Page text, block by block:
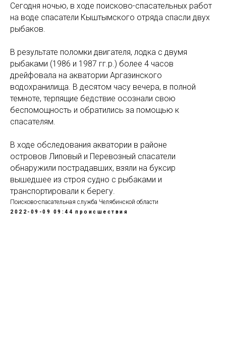
Сегодня ночью, в ходе поисково-спасательных работ
на воде спасатели Кыштымского отряда спасли двух
рыбаков.
В результате поломки двигателя, лодка с двумя
рыбаками (1986 и 1987 гг.р.) более 4 часов
дрейфовала на акватории Аргазинского
водохранилища. В десятом часу вечера, в полной
темноте, терпящие бедствие осознали свою
беспомощность и обратились за помощью к
спасателям.
В ходе обследования акватории в районе
островов Липовый и Перевозный спасатели
обнаружили пострадавших, взяли на буксир
вышедшее из строя судно с рыбаками и
транспортировали к берегу.
Поисково-спасательная служба Челябинской области
2022-09-09 09:44 происшествия